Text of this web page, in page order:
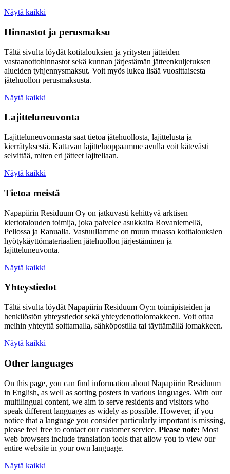
Näytä kaikki
Hinnastot ja perusmaksu
Tältä sivulta löydät kotitalouksien ja yritysten jätteiden
vastaanottohinnastot sekä kunnan järjestämän jätteenkuljetuksen
alueiden tyhjennysmaksut. Voit myös lukea lisää vuosittaisesta
jätehuollon perusmaksusta.
Näytä kaikki
Lajitteluneuvonta
Lajitteluneuvonnasta saat tietoa jätehuollosta, lajittelusta ja
kierrätyksestä. Kattavan lajitteluoppaamme avulla voit kätevästi
selvittää, miten eri jätteet lajitellaan.
Näytä kaikki
Tietoa meistä
Napapiirin Residuum Oy on jatkuvasti kehittyvä arktisen
kiertotalouden toimija, joka palvelee asukkaita Rovaniemellä,
Pellossa ja Ranualla. Vastuullamme on muun muassa kotitalouksien
hyötykäyttömateriaalien jätehuollon järjestäminen ja
lajitteluneuvonta.
Näytä kaikki
Yhteystiedot
Tältä sivulta löydät Napapiirin Residuum Oy:n toimipisteiden ja
henkilöstön yhteystiedot sekä yhteydenottolomakkeen. Voit ottaa
meihin yhteyttä soittamalla, sähköpostilla tai täyttämällä lomakkeen.
Näytä kaikki
Other languages
On this page, you can find information about Napapiirin Residuum
in English, as well as sorting posters in various languages. With our
multilingual content, we aim to serve residents and visitors who
speak different languages as widely as possible. However, if you
notice that a language you consider particularly important is missing,
please feel free to contact our customer service. Please note: Most
web browsers include translation tools that allow you to view our
entire website in your own language.
Näytä kaikki